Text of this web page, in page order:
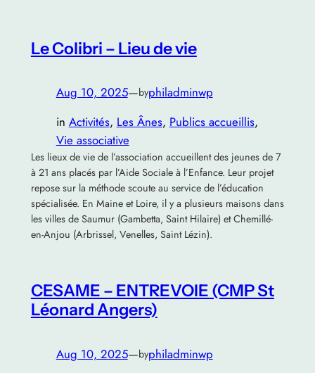
Le Colibri – Lieu de vie
Aug 10, 2025—byphiladminwp
in Activités, Les Ânes, Publics accueillis
Vie associative
Les lieux de vie de l’association accueillent des jeunes de 7
à 21 ans placés par l’Aide Sociale à l’Enfance. Leur projet
repose sur la méthode scoute au service de l’éducation
spécialisée. En Maine et Loire, il y a plusieurs maisons dans
les villes de Saumur (Gambetta, Saint Hilaire) et Chemillé-
en-Anjou (Arbrissel, Venelles, Saint Lézin).
CESAME – ENTREVOIE (CMP St
Léonard Angers)
Aug 10, 2025—byphiladminwp